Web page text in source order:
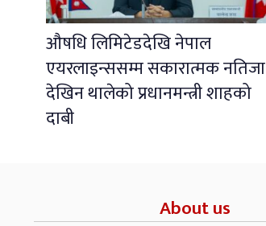
औषधि लिमिटेडदेखि नेपाल
एयरलाइन्ससम्म सकारात्मक नतिजा
देखिन थालेको प्रधानमन्त्री शाहको
दाबी
About us